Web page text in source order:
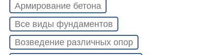
Армирование бетона
Все виды фундаментов
Возведение различных опор